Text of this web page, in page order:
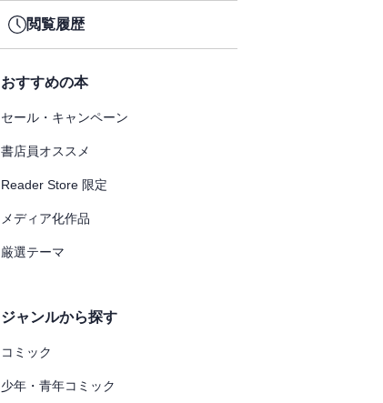
閲覧履歴
おすすめの本
セール・キャンペーン
書店員オススメ
Reader Store 限定
メディア化作品
厳選テーマ
ジャンルから探す
コミック
少年・青年コミック